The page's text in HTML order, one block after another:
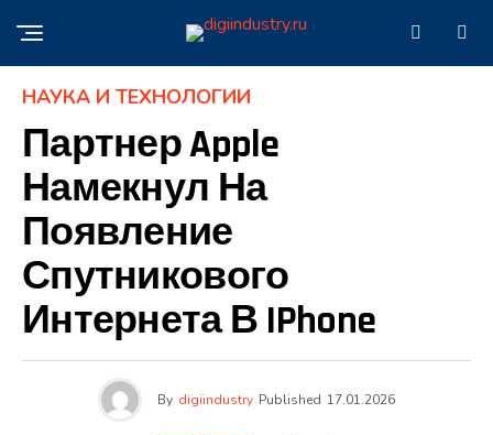
НАУКА И ТЕХНОЛОГИИ
Партнер Apple
Намекнул На
Появление
Спутникового
Интернета В IPhone
By digiindustry Published 17.01.2026